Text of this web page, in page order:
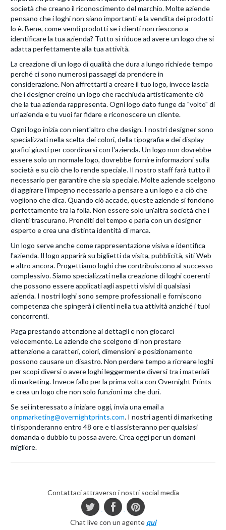
società che creano il riconoscimento del marchio. Molte aziende
pensano che i loghi non siano importanti e la vendita dei prodotti
lo è. Bene, come vendi prodotti se i clienti non riescono a
identificare la tua azienda? Tutto si riduce ad avere un logo che si
adatta perfettamente alla tua attività.
La creazione di un logo di qualità che dura a lungo richiede tempo
perché ci sono numerosi passaggi da prendere in
considerazione. Non affrettarti a creare il tuo logo, invece lascia
che i designer creino un logo che racchiuda artisticamente ciò
che la tua azienda rappresenta. Ogni logo dato funge da "volto" di
un'azienda e tu vuoi far fidare e riconoscere un cliente.
Ogni logo inizia con nient'altro che design. I nostri designer sono
specializzati nella scelta dei colori, della tipografia e dei display
grafici giusti per coordinarsi con l'azienda. Un logo non dovrebbe
essere solo un normale logo, dovrebbe fornire informazioni sulla
società e su ciò che lo rende speciale. Il nostro staff farà tutto il
necessario per garantire che sia speciale. Molte aziende scelgono
di aggirare l'impegno necessario a pensare a un logo e a ciò che
vogliono che dica. Quando ciò accade, queste aziende si fondono
perfettamente tra la folla. Non essere solo un'altra società che i
clienti trascurano. Prenditi del tempo e parla con un designer
esperto e crea una distinta identità di marca.
Un logo serve anche come rappresentazione visiva e identifica
l'azienda. Il logo apparirà su biglietti da visita, pubblicità, siti Web
e altro ancora. Progettiamo loghi che contribuiscono al successo
complessivo. Siamo specializzati nella creazione di loghi coerenti
che possono essere applicati agli aspetti visivi di qualsiasi
azienda. I nostri loghi sono sempre professionali e forniscono
competenza che spingerà i clienti nella tua attività anziché i tuoi
concorrenti.
Paga prestando attenzione ai dettagli e non giocarci
velocemente. Le aziende che scelgono di non prestare
attenzione a caratteri, colori, dimensioni e posizionamento
possono causare un disastro. Non perdere tempo a ricreare loghi
per scopi diversi o avere loghi leggermente diversi tra i materiali
di marketing. Invece fallo per la prima volta con Overnight Prints
e crea un logo che non solo funzioni ma che duri.
Se sei interessato a iniziare oggi, invia una email a
onpmarketing@overnightprints.com. I nostri agenti di marketing
ti risponderanno entro 48 ore e ti assisteranno per qualsiasi
domanda o dubbio tu possa avere. Crea oggi per un domani
migliore.
Contattaci attraverso i nostri social media
Chat live con un agente qui